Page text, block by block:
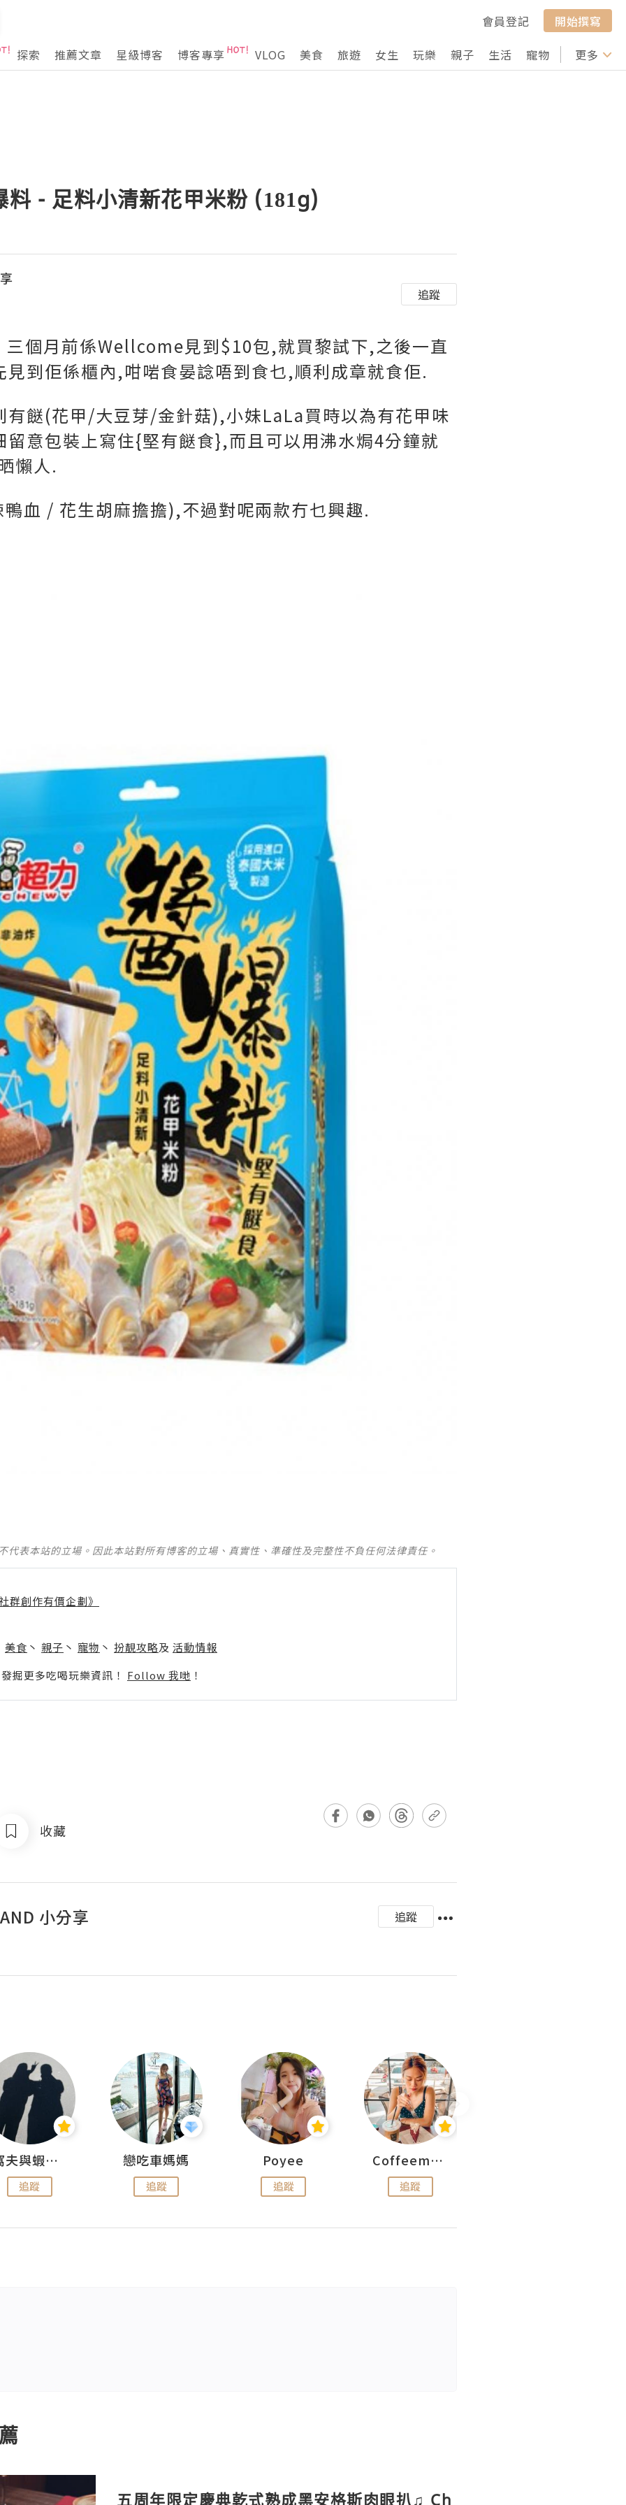
會員登記
開始撰寫
探索
推薦文章 星級博客 博客專享 VLOG 美食 旅遊 女生 玩樂 親子 生活 寵物 行山 打卡
更多
- 足料小清新花甲米粉 (181g)
追蹤
三個月前係Wellcome見到$10包,就買黎試下,之後一直
到佢係櫃內,咁啱食晏諗唔到食乜,順利成章就食佢.
有餸(花甲/大豆芽/金針菇),小妹LaLa買時以為有花甲味
意包裝上寫住{堅有餸食},而且可以用沸水焗4分鐘就
懶人.
血 / 花生胡麻擔擔),不過對呢兩款冇乜興趣.
代表本站的立場。因此本站對所有博客的立場、真實性、準確性及完整性不負任何法律責任。
群創作有價企劃》
美食 丶 親子 丶 寵物 丶 扮靚攻略及 活動情報
掘更多吃喝玩樂資訊！ Follow 我哋 ！
收藏
小分享 追蹤
窩夫與蝦子餅
追蹤
戀吃車媽媽
追蹤
Poyee
追蹤
Coffeemeetjojo
追蹤
五周年限定慶典乾式熟成黑安格斯肉眼扒♫ Ch